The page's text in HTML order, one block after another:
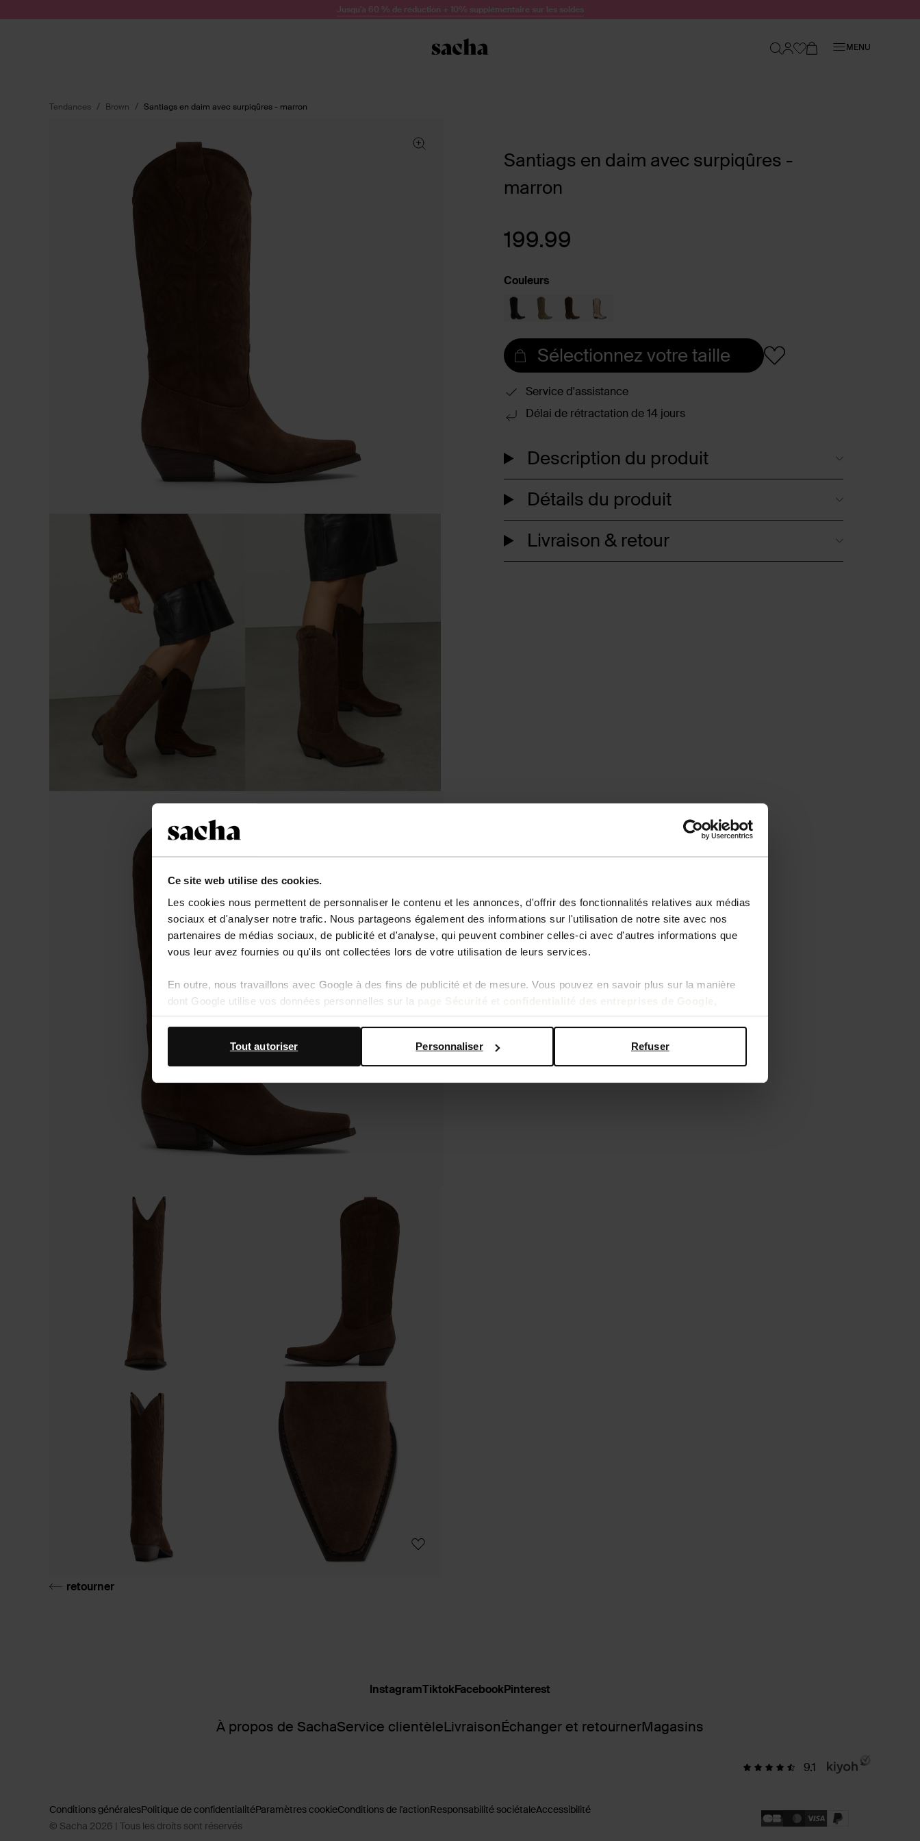
Ce site web utilise des cookies.
Les cookies nous permettent de personnaliser le contenu et les annonces, d'offrir des fonctionnalités relatives aux médias
sociaux et d'analyser notre trafic. Nous partageons également des informations sur l'utilisation de notre site avec nos
partenaires de médias sociaux, de publicité et d'analyse, qui peuvent combiner celles-ci avec d'autres informations que
vous leur avez fournies ou qu'ils ont collectées lors de votre utilisation de leurs services.
En outre, nous travaillons avec Google à des fins de publicité et de mesure. Vous pouvez en savoir plus sur la manière
dont Google utilise vos données personnelles sur la
Refuser
Personnaliser
Tout autoriser
Jusqu'à 60 % de réduction + 10% supplémentaire sur les soldes
MENU
Tendances Brown Santiags en daim avec surpiqûres - marron
Santiags en daim avec surpiqûres -
marron
199.99
Couleurs
Sélectionnez votre taille
Service d'assistance
Délai de rétractation de 14 jours
Description du produit
Détails du produit
Livraison & retour
retourner
À propos de SachaService clientèleLivraisonÉchanger et retournerMagasins
InstagramTiktokFacebookPinterest
9.1
Conditions généralesPolitique de confidentialitéParamètres cookieConditions de l'actionResponsabilité sociétaleAccessibilité
© Sacha 2026 | Tous les droits sont réservés